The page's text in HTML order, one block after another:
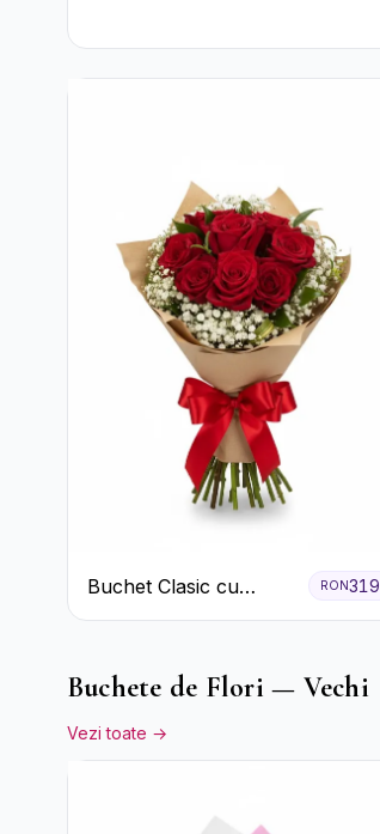
Buchet Clasic cu
Trandafiri Roșii și
RON319
Buchete de Flori — Vechi
Vezi toate →